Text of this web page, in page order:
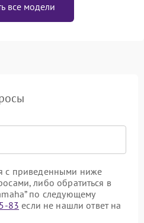
все модели
с приведенными ниже
либо обратиться в
по следующему
83 если не нашли ответ на